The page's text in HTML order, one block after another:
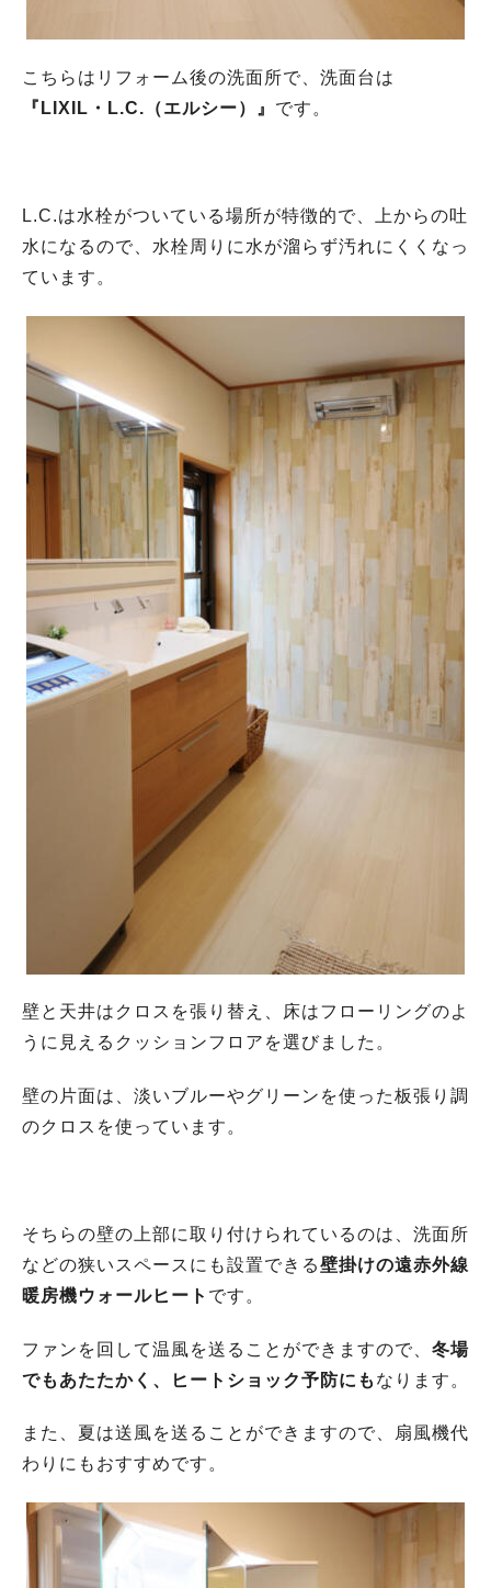
こちらはリフォーム後の洗面所で、洗面台は
『LIXIL・L.C.（エルシー）』 です。
L.C.は水栓がついている場所が特徴的で、上からの吐
水になるので、水栓周りに水が溜らず汚れにくくなっ
ています。
壁と天井はクロスを張り替え、床はフローリングのよ
うに見えるクッションフロアを選びました。
壁の片面は、淡いブルーやグリーンを使った板張り調
のクロスを使っています。
そちらの壁の上部に取り付けられているのは、洗面所
などの狭いスペースにも設置できる壁掛けの遠赤外線
暖房機ウォールヒート です。
ファンを回して温風を送ることができますので、 冬場
でもあたたかく、ヒートショック予防にも なります。
また、夏は送風を送ることができますので、扇風機代
わりにもおすすめです。